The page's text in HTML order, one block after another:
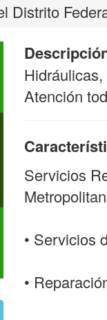
Distrito
Atención
Servicios
• Servicios
•